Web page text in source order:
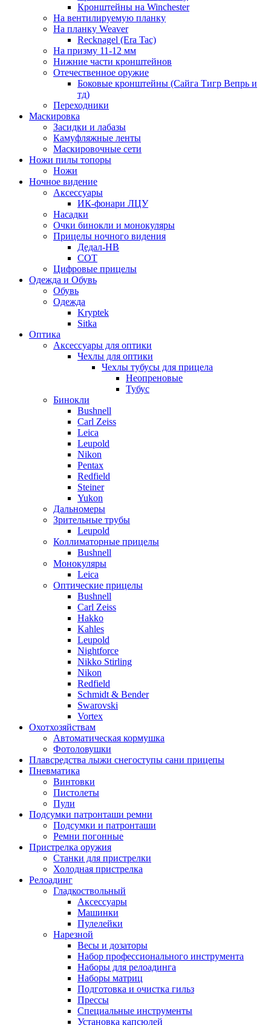
Кронштейны на Winchester
На вентилируемую планку
На планку Weaver
Recknagel (Era Tac)
На призму 11-12 мм
Нижние части кронштейнов
Отечественное оружие
Боковые кронштейны (Сайга Тигр Вепрь и
тд)
Переходники
Маскировка
Засидки и лабазы
Камуфляжные ленты
Маскировочные сети
Ножи пилы топоры
Ножи
Ночное видение
Аксессуары
ИК-фонари ЛЦУ
Насадки
Очки бинокли и монокуляры
Прицелы ночного видения
Дедал-НВ
СОТ
Цифровые прицелы
Одежда и Обувь
Обувь
Одежда
Kryptek
Sitka
Оптика
Аксессуары для оптики
Чехлы для оптики
Чехлы тубусы для прицела
Неопреновые
Тубус
Бинокли
Bushnell
Carl Zeiss
Leica
Leupold
Nikon
Pentax
Redfield
Steiner
Yukon
Дальномеры
Зрительные трубы
Leupold
Коллиматорные прицелы
Bushnell
Монокуляры
Leica
Оптические прицелы
Bushnell
Carl Zeiss
Hakko
Kahles
Leupold
Nightforce
Nikko Stirling
Nikon
Redfield
Schmidt & Bender
Swarovski
Vortex
Охотхозяйствам
Автоматическая кормушка
Фотоловушки
Плавсредства лыжи снегоступы сани прицепы
Пневматика
Винтовки
Пистолеты
Пули
Подсумки патронташи ремни
Подсумки и патронташи
Ремни погонные
Пристрелка оружия
Станки для пристрелки
Холодная пристрелка
Релоадинг
Гладкоствольный
Аксессуары
Машинки
Пулелейки
Нарезной
Весы и дозаторы
Набор профессионального инструмента
Наборы для релоадинга
Наборы матриц
Подготовка и очистка гильз
Прессы
Специальные инструменты
Установка капсюлей